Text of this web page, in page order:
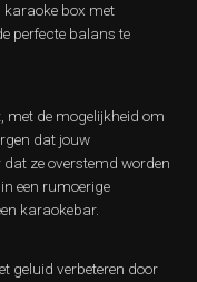
karaoke box met
perfecte balans te
met de mogelijkheid om
dat jouw
ze overstemd worden
een rumoerige
karaokebar.
geluid verbeteren door